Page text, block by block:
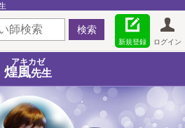
ログイン
新規登録
アキカゼ
煌風先生